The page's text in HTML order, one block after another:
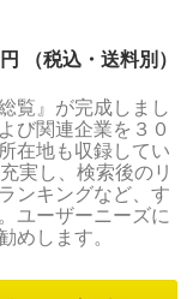
円 （税込・送料別）
覧』が完成しまし
び関連企業を３０
在地も収録してい
実し、検索後のリ
ンキングなど、す
ユーザーニーズに
めします。